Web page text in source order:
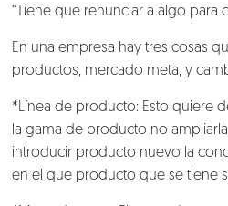
“Tiene que renunciar a algo para
En una empresa hay tres cosas
productos, mercado meta, y
*Línea de producto: Esto quiere
la gama de producto no
introducir producto nuevo la
en el que producto que se tiene